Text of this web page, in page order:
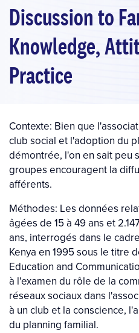
Discussion to
Knowledge,
Practice
Contexte: Bien que
club social et l'adoption du
démontrée, l'on en sait peu
groupes encouragent la
afférents.
Méthodes: Les données
âgées de 15 à 49 ans et
ans, interrogés dans le
Kenya en 1995 sous le titre
Education and
à l'examen du rôle de la
réseaux sociaux dans
à un club et la conscience,
du planning familial.